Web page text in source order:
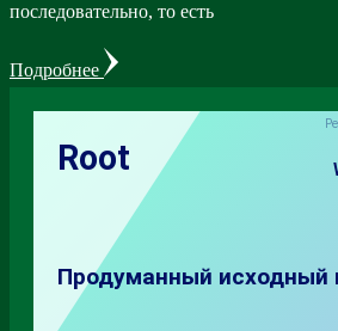
последовательно, то есть
Подробнее